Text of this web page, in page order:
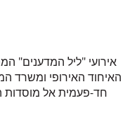
אירועי "ליל המדענים"
האיחוד האירופי ומשרד
חד-פעמית אל מוסדות